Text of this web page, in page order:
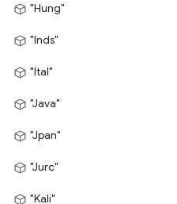
"Hung"
"Inds"
"Ital"
"Java"
"Jpan"
"Jurc"
"Kali"